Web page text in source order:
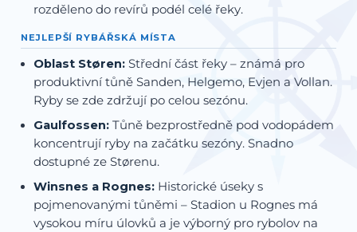
rozděleno do revírů podél celé řeky.
NEJLEPŠÍ RYBÁŘSKÁ MÍSTA
Oblast Støren: Střední část řeky – známá pro
produktivní tůně Sanden, Helgemo, Evjen a Vollan.
Ryby se zde zdržují po celou sezónu.
Gaulfossen: Tůně bezprostředně pod vodopádem
koncentrují ryby na začátku sezóny. Snadno
dostupné ze Størenu.
Winsnes a Rognes: Historické úseky s
pojmenovanými tůněmi – Stadion u Rognes má
vysokou míru úlovků a je výborný pro rybolov na